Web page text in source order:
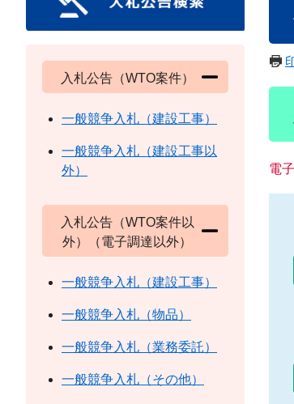
電
入札公告（WTO案件）
一般競争入札（建設工事）
一般競争入札（建設工事以
外）
入札公告（WTO案件以
外）（電子調達以外）
一般競争入札（建設工事）
一般競争入札（物品）
一般競争入札（業務委託）
一般競争入札（その他）